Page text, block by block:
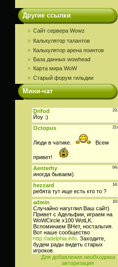
Другие ссылки
Сайт сервера Wowz
Калькулятор талантов
Калькулятор арена поинтов
База данных wowhead
Карта мира WoW
Старый форум гильдии
Мини-чат
Для добавления необходима
авторизация